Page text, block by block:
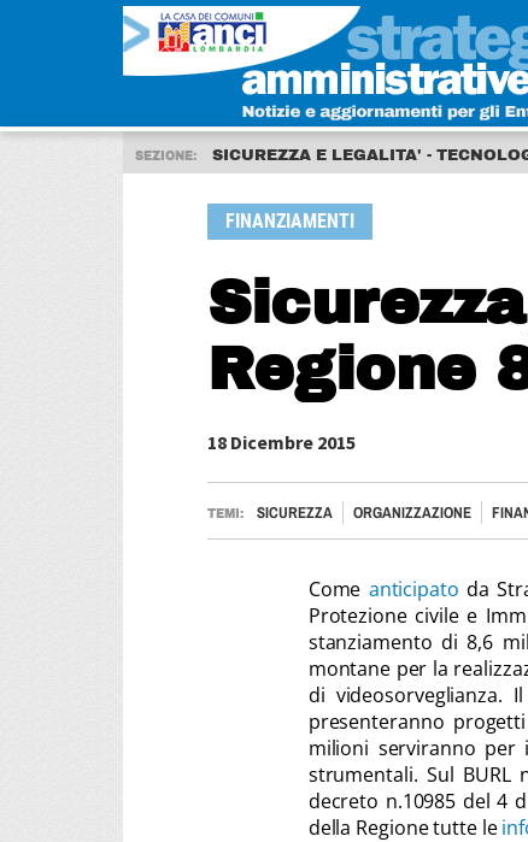
SEZIONE: SICUREZZA E LEGALITA' -
FINANZIAMENTI
Regione
18 Dicembre 2015
TEMI: SICUREZZA ORGANIZZAZIONE
Come anticipato da
Protezione civile e
stanziamento di 8,6
montane per la
di
presenteranno
milioni serviranno per
strumentali. Sul
decreto n.10985 del 4
della Regione tutte le